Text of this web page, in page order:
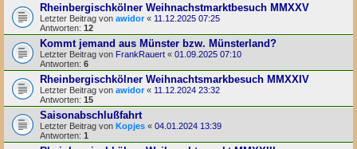
Rheinbergischkölner Weihnachstmarktbesuch MMXXV
Letzter Beitrag von awidor« 11.12.2025 07:25
Antworten: 12
Kommt jemand aus Münster bzw. Münsterland?
Letzter Beitrag von FrankRauert « 01.09.2025 07:10
Antworten: 6
Rheinbergischkölner Weihnachtsmarkbesuch MMXXIV
Letzter Beitrag von awidor« 11.12.2024 23:32
Antworten: 15
Saisonabschlußfahrt
Letzter Beitrag von Kopjes « 04.01.2024 13:39
Antworten: 1